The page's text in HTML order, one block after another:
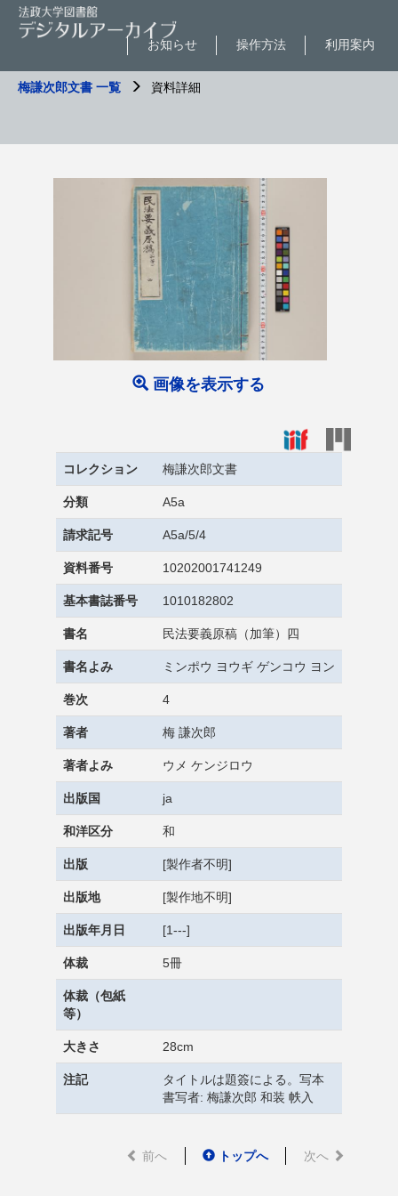
利用案内
操作方法
お知らせ
梅謙次郎文書 一覧 資料詳細
画像を表示する
コレクション 梅謙次郎文書
分類 A5a
請求記号 A5a/5/4
資料番号 10202001741249
基本書誌番号 1010182802
書名 民法要義原稿（加筆）四
書名よみ ミンポウ ヨウギ ゲンコウ ヨン
巻次 4
著者 梅 謙次郎
著者よみ ウメ ケンジロウ
出版国 ja
和洋区分 和
出版 [製作者不明]
出版地 [製作地不明]
出版年月日 [1---]
体裁 5冊
体裁（包紙
等）
大きさ 28cm
注記
タイトルは題簽による。写本
書写者: 梅謙次郎 和装 帙入
前へ トップへ 次へ